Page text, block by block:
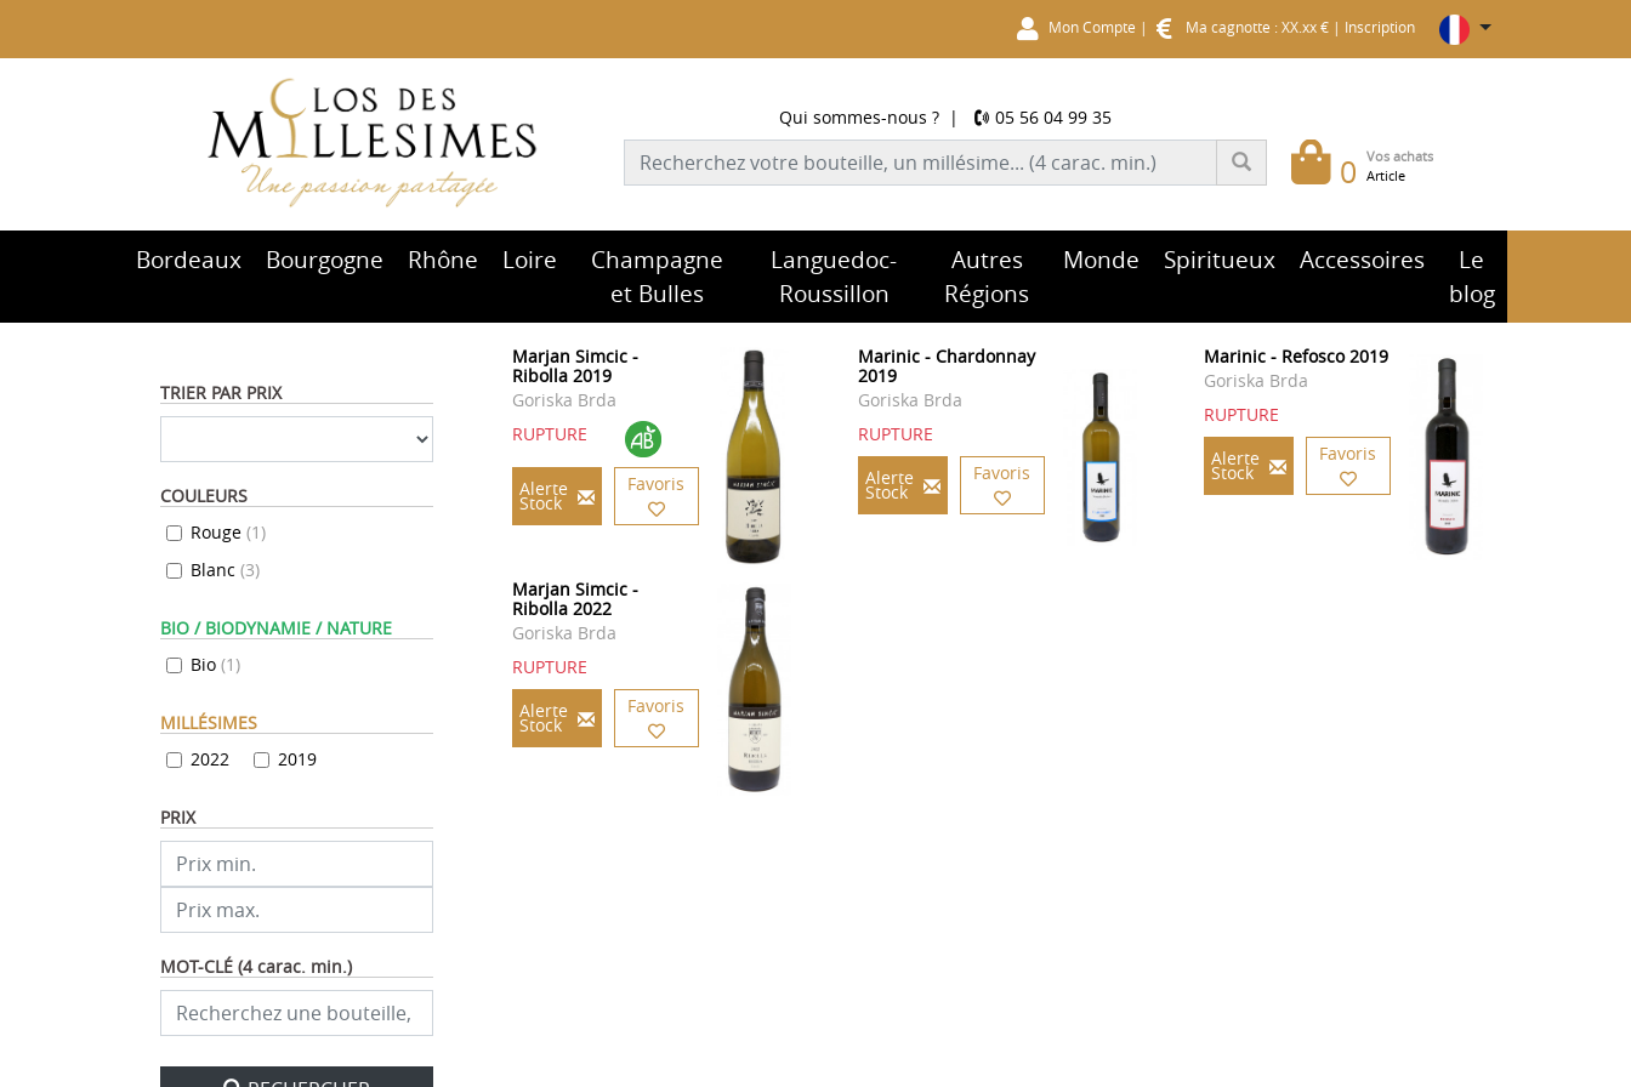
Mon Compte | Ma cagnotte : XX.xx € | Inscription
0 Vos achats
Article
Qui sommes-nous ?| 05 56 04 99 35
Bordeaux Bourgogne Rhône Loire
Champagne
et Bulles
Languedoc-
Roussillon
Autres
Régions
Monde Spiritueux Accessoires
Le
blog
TRIER PAR PRIX
COULEURS
Rouge (1)
Blanc (3)
BIO / BIODYNAMIE / NATURE
Bio (1)
MILLÉSIMES
2022
2019
PRIX
MOT-CLÉ (4 carac. min.)
Marjan Simcic -
Ribolla 2019
Goriska Brda
RUPTURE
Alerte
Stock
Favoris
Marinic - Chardonnay
2019
Goriska Brda
RUPTURE
Alerte
Stock
Favoris
Marinic - Refosco 2019
Goriska Brda
RUPTURE
Alerte
Stock
Favoris
Marjan Simcic -
Ribolla 2022
Goriska Brda
RUPTURE
Alerte
Stock
Favoris